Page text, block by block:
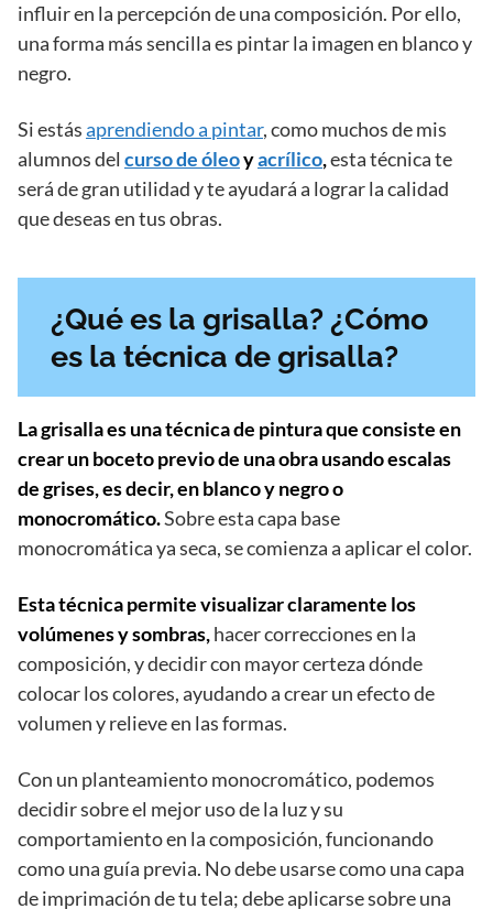
influir en la percepción de una composición. Por ello,
una forma más sencilla es pintar la imagen en blanco y
negro.
Si estásaprendiendo a pintar, como muchos de mis
alumnos del curso de óleoyacrílico,esta técnica te
será de gran utilidad y te ayudará a lograr la calidad
que deseas en tus obras.
¿Qué es la grisalla? ¿Cómo
es la técnica de grisalla?
La grisalla es una técnica de pintura que consiste en
crear un boceto previo de una obra usando escalas
de grises, es decir, en blanco y negro o
monocromático.Sobre esta capa base
monocromática ya seca, se comienza a aplicar el color.
Esta técnica permite visualizar claramente los
volúmenes y sombras,hacer correcciones en la
composición, y decidir con mayor certeza dónde
colocar los colores, ayudando a crear un efecto de
volumen y relieve en las formas.
Con un planteamiento monocromático, podemos
decidir sobre el mejor uso de la luz y su
comportamiento en la composición, funcionando
como una guía previa. No debe usarse como una capa
de imprimación de tu tela; debe aplicarse sobre una